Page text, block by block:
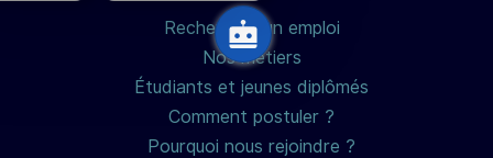
Rechercher un emploi
Nos métiers
Étudiants et jeunes diplômés
Comment postuler ?
Pourquoi nous rejoindre ?